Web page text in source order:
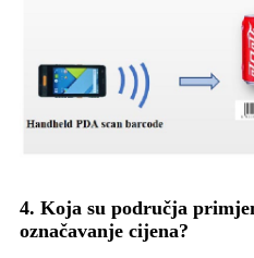
4. Koja su područja
označavanje cijena?